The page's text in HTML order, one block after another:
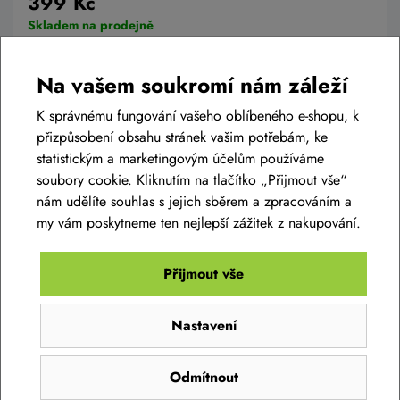
Skladem na prodejně
Do košíku
Diskuse k produktu(0)
Máte otázky k produktu:
Cyklistická helma Rudy
Project VENGER černo/zlatá?
Zeptejte se.
Na vašem soukromí nám záleží
K správnému fungování vašeho oblíbeného e-shopu, k
přizpůsobení obsahu stránek vašim potřebám, ke
statistickým a marketingovým účelům používáme
soubory cookie. Kliknutím na tlačítko „Přijmout vše“
nám udělíte souhlas s jejich sběrem a zpracováním a
my vám poskytneme ten nejlepší zážitek z nakupování.
Odmítnout
Nastavení
Přijmout vše